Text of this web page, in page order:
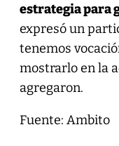
estrategia para
expresó un
tenemos
mostrarlo en la
agregaron.
Fuente: Ambito